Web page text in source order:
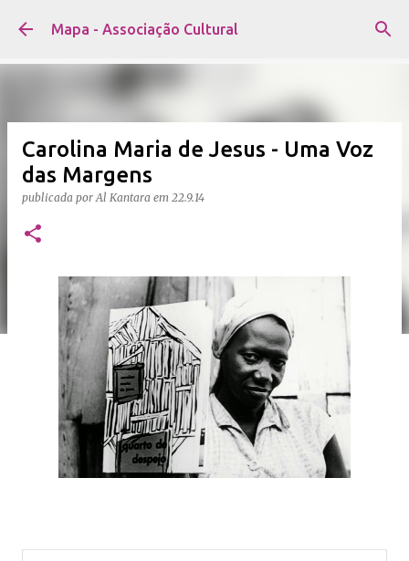
Avançar para o conteúdo principal
Mapa - Associação Cultural
Carolina Maria de Jesus - Uma Voz
das Margens
publicada porAl Kantara em 22.9.14